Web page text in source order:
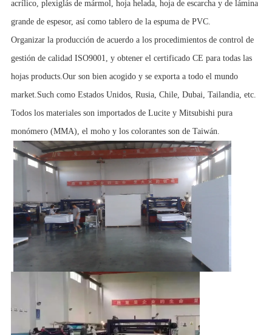
acrílico, plexiglás de mármol, hoja helada, hoja de escarcha y de lámina
grande de espesor, así como tablero de la espuma de PVC.
Organizar la producción de acuerdo a los procedimientos de control de
gestión de calidad ISO9001, y obtener el certificado CE para todas las
hojas products.Our son bien acogido y se exporta a todo el mundo
market.Such como Estados Unidos, Rusia, Chile, Dubai, Tailandia, etc.
Todos los materiales son importados de Lucite y Mitsubishi pura
monómero (MMA), el moho y los colorantes son de Taiwán.